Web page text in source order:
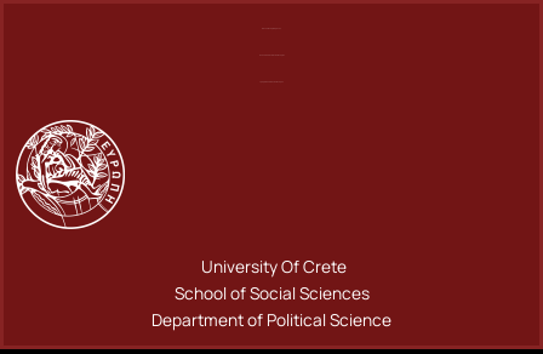
University Of Crete
School of Social Sciences
Department of Political Science